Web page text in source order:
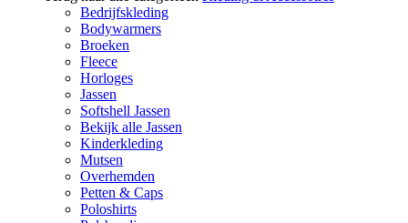
Bedrijfskleding
Bodywarmers
Broeken
Fleece
Horloges
Jassen
Softshell Jassen
Bekijk alle Jassen
Kinderkleding
Mutsen
Overhemden
Petten & Caps
Poloshirts